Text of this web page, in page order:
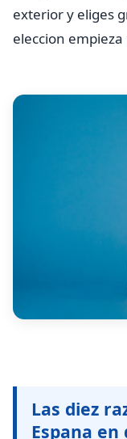
exterior y eliges
eleccion
Las diez
Espana